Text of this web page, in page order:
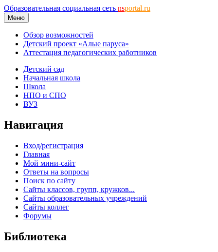
Образовательная социальная сеть nsportal.ru
Меню
Обзор возможностей
Детский проект «Алые паруса»
Аттестация педагогических работников
Детский сад
Начальная школа
Школа
НПО и СПО
ВУЗ
Навигация
Вход/регистрация
Главная
Мой мини-сайт
Ответы на вопросы
Поиск по сайту
Сайты классов, групп, кружков...
Сайты образовательных учреждений
Сайты коллег
Форумы
Библиотека